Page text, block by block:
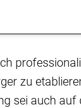
zu
sei auch auf